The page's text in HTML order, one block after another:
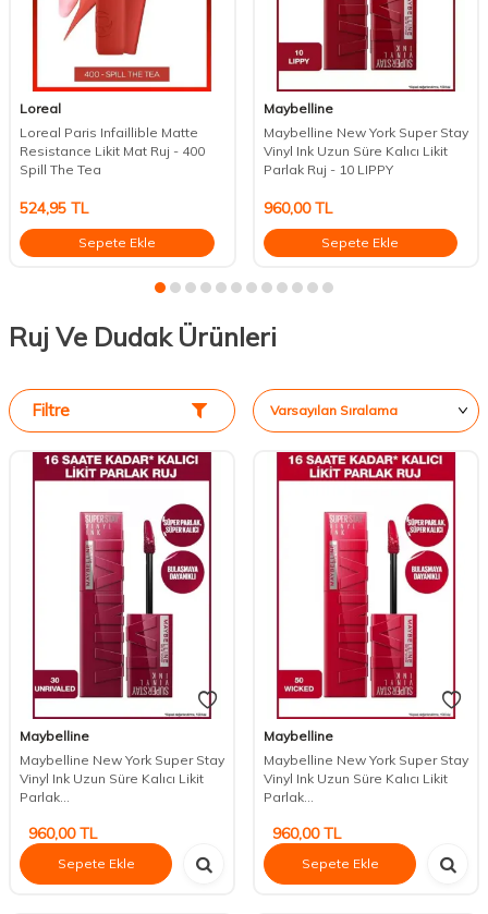
Loreal
Loreal Paris Infaillible Matte
Resistance Likit Mat Ruj - 400
Spill The Tea
524,95 TL
Sepete Ekle
Maybelline
Maybelline New York Super Stay
Vinyl Ink Uzun Süre Kalıcı Likit
Parlak Ruj - 10 LIPPY
960,00TL
Sepete Ekle
Ruj Ve Dudak Ürünleri
Filtre
Maybelline
Maybelline New York Super Stay
Vinyl Ink Uzun Süre Kalıcı Likit
Parlak...
960,00TL
Sepete Ekle
Maybelline
Maybelline New York Super Stay
Vinyl Ink Uzun Süre Kalıcı Likit
Parlak...
960,00TL
Sepete Ekle